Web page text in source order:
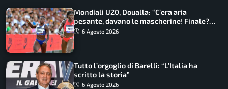
Mondiali U20, Doualla: “C’era aria
pesante, davano le mascherine! Finale?
Non ho nulla da perdere”
6 Agosto 2026
Tutto l’orgoglio di Barelli: “L’Italia ha
scritto la storia”
6 Agosto 2026